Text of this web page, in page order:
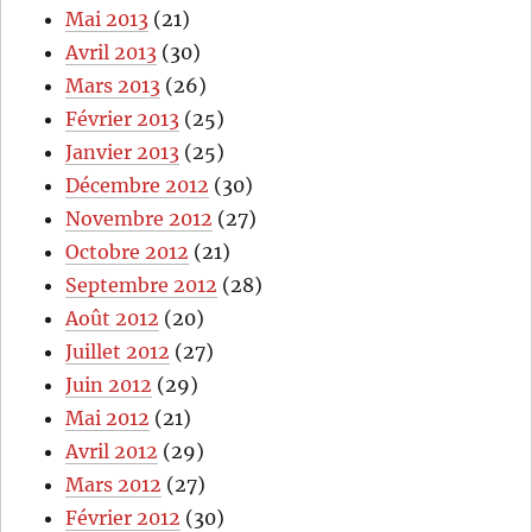
Mai 2013 (21)
Avril 2013 (30)
Mars 2013 (26)
Février 2013 (25)
Janvier 2013 (25)
Décembre 2012 (30)
Novembre 2012 (27)
Octobre 2012 (21)
Septembre 2012 (28)
Août 2012 (20)
Juillet 2012 (27)
Juin 2012 (29)
Mai 2012 (21)
Avril 2012 (29)
Mars 2012 (27)
Février 2012 (30)